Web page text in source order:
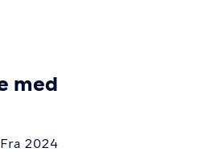
med
2024